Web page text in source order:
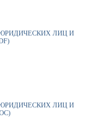
ЛИЦ И
ЛИЦ И